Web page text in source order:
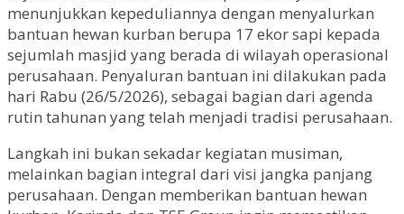
menunjukkan kepeduliannya dengan menyalurkan
bantuan hewan kurban berupa 17 ekor sapi kepada
sejumlah masjid yang berada di wilayah operasional
perusahaan. Penyaluran bantuan ini dilakukan pada
hari Rabu (26/5/2026), sebagai bagian dari agenda
rutin tahunan yang telah menjadi tradisi perusahaan.
Langkah ini bukan sekadar kegiatan musiman,
melainkan bagian integral dari visi jangka panjang
perusahaan. Dengan memberikan bantuan hewan